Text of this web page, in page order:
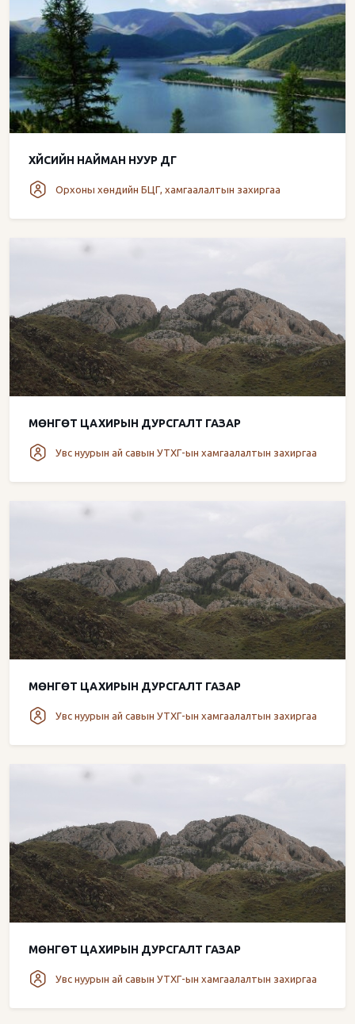
ХҮЙСИЙН НАЙМАН НУУР ДГ
Орхоны хөндийн БЦГ, хамгаалалтын захиргаа
МӨНГӨТ ЦАХИРЫН ДУРСГАЛТ ГАЗАР
Увс нуурын ай савын УТХГ-ын хамгаалалтын захиргаа
МӨНГӨТ ЦАХИРЫН ДУРСГАЛТ ГАЗАР
Увс нуурын ай савын УТХГ-ын хамгаалалтын захиргаа
МӨНГӨТ ЦАХИРЫН ДУРСГАЛТ ГАЗАР
Увс нуурын ай савын УТХГ-ын хамгаалалтын захиргаа